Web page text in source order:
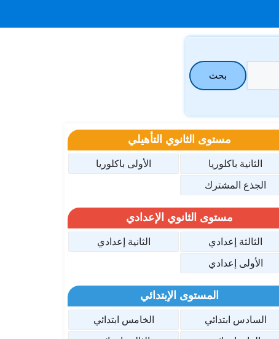
بحث
مستوى الثانوي التأهيلي
الثانية باكلوريا
الأولى باكلوريا
الجذع المشترك
مستوى الثانوي الإعدادي
الثالثة إعدادي
الثانية إعدادي
الأولى إعدادي
المستوى الإبتدائي
السادس ابتدائي
الخامس ابتدائي